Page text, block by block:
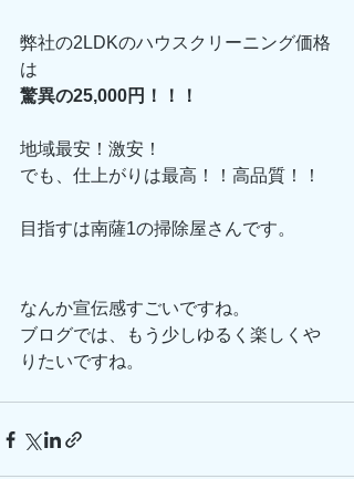
弊社の2LDKのハウスクリーニング価格
は
驚異の25,000円！！！
地域最安！激安！
でも、仕上がりは最高！！高品質！！
目指すは南薩1の掃除屋さんです。
なんか宣伝感すごいですね。
ブログでは、もう少しゆるく楽しくや
りたいですね。